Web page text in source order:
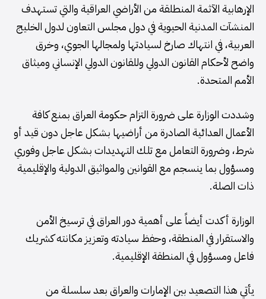
الإرهابية الآثمة المنطلقة من الأراضي العراقية والتي تستهدف
المنشآت المدنية الحيوية في دول مجلس التعاون لدول الخليج
العربية، في انتهاك صارخ لسيادتها ولمجالها الجوي، وخرق
واضح لأحكام القانون الدولي وللقانون الدولي الإنساني وميثاق
الأمم المتحدة.
وشددت الوزارة على ضرورة التزام حكومة العراق بمنع كافة
الأعمال العدائية الصادرة من أراضيها بشكل عاجل دون قيد أو
شرط، وضرورة التعامل مع تلك التهديدات بشكل عاجل وفوري
ومسؤول بما ينسجم مع القوانين والمواثيق الدولية والإقليمية
ذات الصلة.
الوزارة أكدت أيضاً على أهمية دور العراق في ترسيخ الأمن
والاستقرار في المنطقة، وحفظ سيادته وتعزيز مكانته كشريك
فاعل ومسؤول في المنطقة الإقليمية.
يأتي هذا التصعيد بين الإمارات والعراق بعد سلسلة من